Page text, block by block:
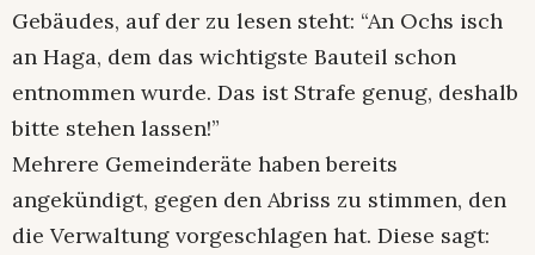
Gebäudes, auf der zu lesen steht: “An Ochs isch
an Haga, dem das wichtigste Bauteil schon
entnommen wurde. Das ist Strafe genug, deshalb
bitte stehen lassen!”
Mehrere Gemeinderäte haben bereits
angekündigt, gegen den Abriss zu stimmen, den
die Verwaltung vorgeschlagen hat. Diese sagt: